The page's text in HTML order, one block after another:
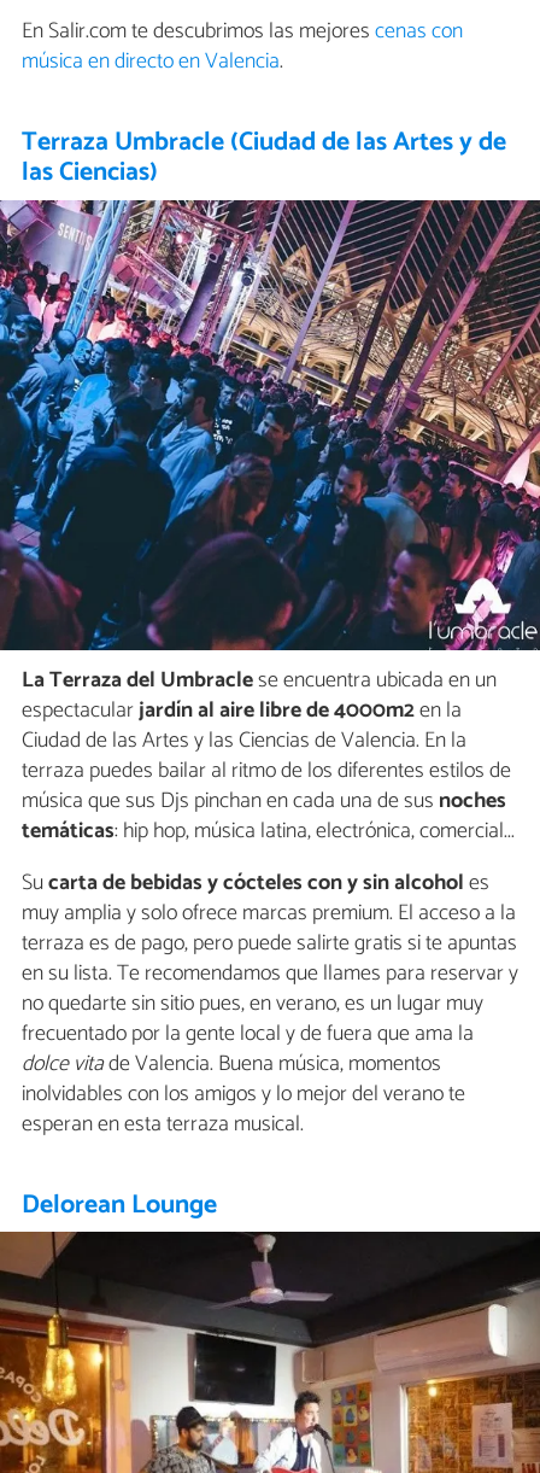
En Salir.com te descubrimos las mejorescenas con
música en directo en Valencia.
Terraza Umbracle (Ciudad de las Artes y de
las Ciencias)
La Terraza del Umbraclese encuentra ubicada en un
espectacularjardín al aire libre de 4000m2en la
Ciudad de las Artes y las Ciencias de Valencia. En la
terraza puedes bailar al ritmo de los diferentes estilos de
música que sus Djs pinchan en cada una de sus noches
temáticas: hip hop, música latina, electrónica, comercial...
Sucarta de bebidas y cócteles con y sin alcoholes
muy amplia y solo ofrece marcas premium. El acceso a la
terraza es de pago, pero puede salirte gratis si te apuntas
en su lista. Te recomendamos que llames para reservar y
no quedarte sin sitio pues, en verano, es un lugar muy
frecuentado por la gente local y de fuera que ama la
dolce vitade Valencia. Buena música, momentos
inolvidables con los amigos y lo mejor del verano te
esperan en esta terraza musical.
Delorean Lounge